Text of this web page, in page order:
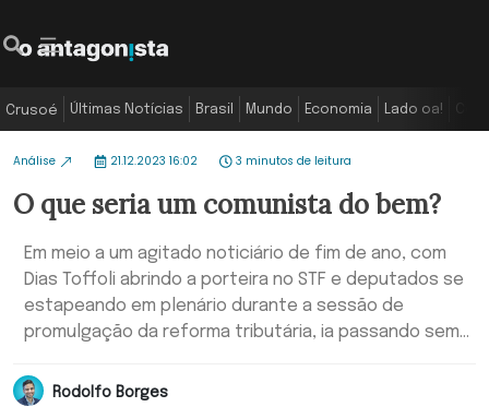
Crusoé Últimas Notícias Brasil Mundo Economia Lado oa!
Análise 21.12.2023 16:02 3 minutos de leitura
O que seria um comunista do bem?
Em meio a um agitado noticiário de fim de ano, com
Dias Toffoli abrindo a porteira no STF e deputados se
estapeando em plenário durante a sessão de
promulgação da reforma tributária, ia passando sem...
Rodolfo Borges